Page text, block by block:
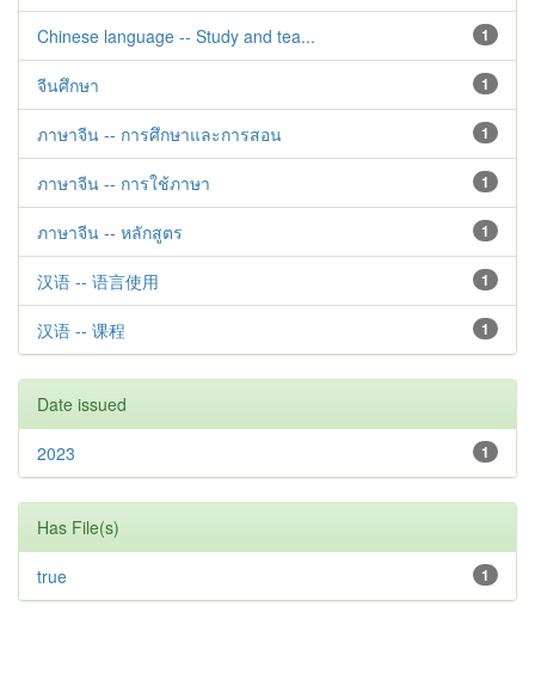
1
Chinese language -- Study and tea...
1
จีนศึกษา
1
ภาษาจีน -- การศึกษาและการสอน
1
ภาษาจีน -- การใช้ภาษา
1
ภาษาจีน -- หลักสูตร
1
汉语 -- 语言使用
1
汉语 -- 课程
Date issued
1
2023
Has File(s)
1
true